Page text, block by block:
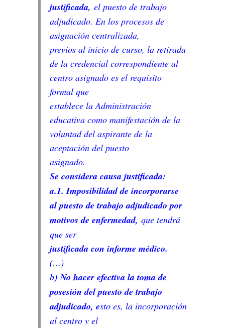
justificada, el puesto de trabajo
adjudicado. En los procesos de
asignación centralizada,
previos al inicio de curso, la retirada
de la credencial correspondiente al
centro asignado es el requisito
formal que
establece la Administración
educativa como manifestación de la
voluntad del aspirante de la
aceptación del puesto
asignado.
Se considera causa justificada:
a.1. Imposibilidad de incorporarse
al puesto de trabajo adjudicado por
motivos de enfermedad, que tendrá
que ser
justificada con informe médico.
(…)
b)No hacer efectiva la toma de
posesión del puesto de trabajo
adjudicado, esto es, la incorporación
al centro y el